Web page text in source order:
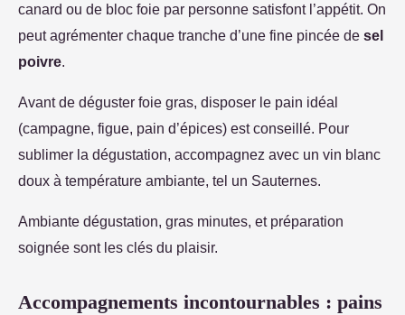
canard ou de bloc foie par personne satisfont l’appétit. On
peut agrémenter chaque tranche d’une fine pincée de sel
poivre.
Avant de déguster foie gras, disposer le pain idéal
(campagne, figue, pain d’épices) est conseillé. Pour
sublimer la dégustation, accompagnez avec un vin blanc
doux à température ambiante, tel un Sauternes.
Ambiante dégustation, gras minutes, et préparation
soignée sont les clés du plaisir.
Accompagnements incontournables : pains